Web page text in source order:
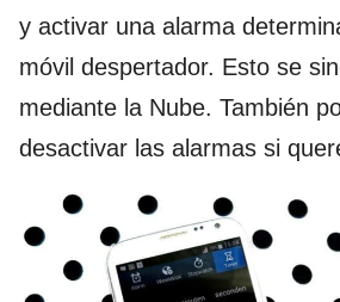
y activar una alarma
móvil despertador. Esto se
mediante la Nube. También
desactivar las alarmas si